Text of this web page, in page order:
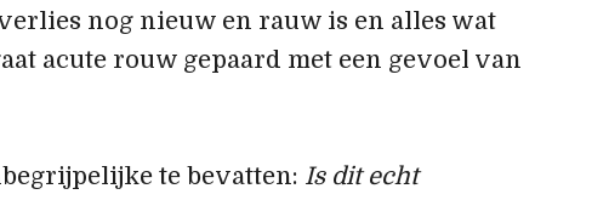
nog nieuw en rauw is en alles wat
acute rouw gepaard met een gevoel van
te bevatten: Is dit echt